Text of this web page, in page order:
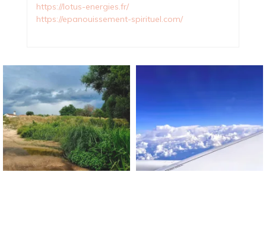
https://lotus-energies.fr/
https://epanouissement-spirituel.com/